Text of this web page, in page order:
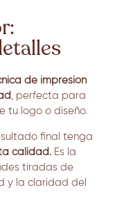
de impresión
, perfecta para
tu logo o diseño.
final tenga
calidad.Es la
tiradas de
y la claridad del